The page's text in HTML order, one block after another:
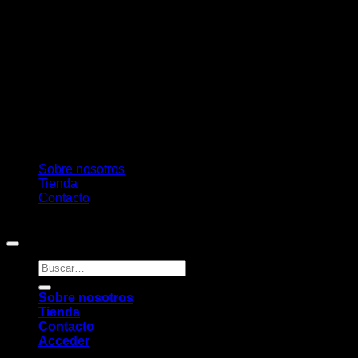
Sobre nosotros
Tienda
Contacto
Buscar
por:
Sobre nosotros
Tienda
Contacto
Acceder